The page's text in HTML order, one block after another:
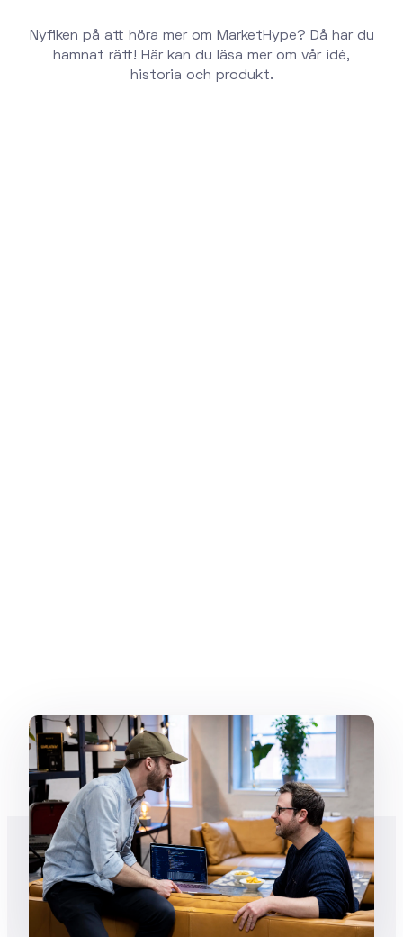
Nyfiken på att höra mer om MarketHype? Då har du
hamnat rätt! Här kan du läsa mer om vår idé,
historia och produkt.